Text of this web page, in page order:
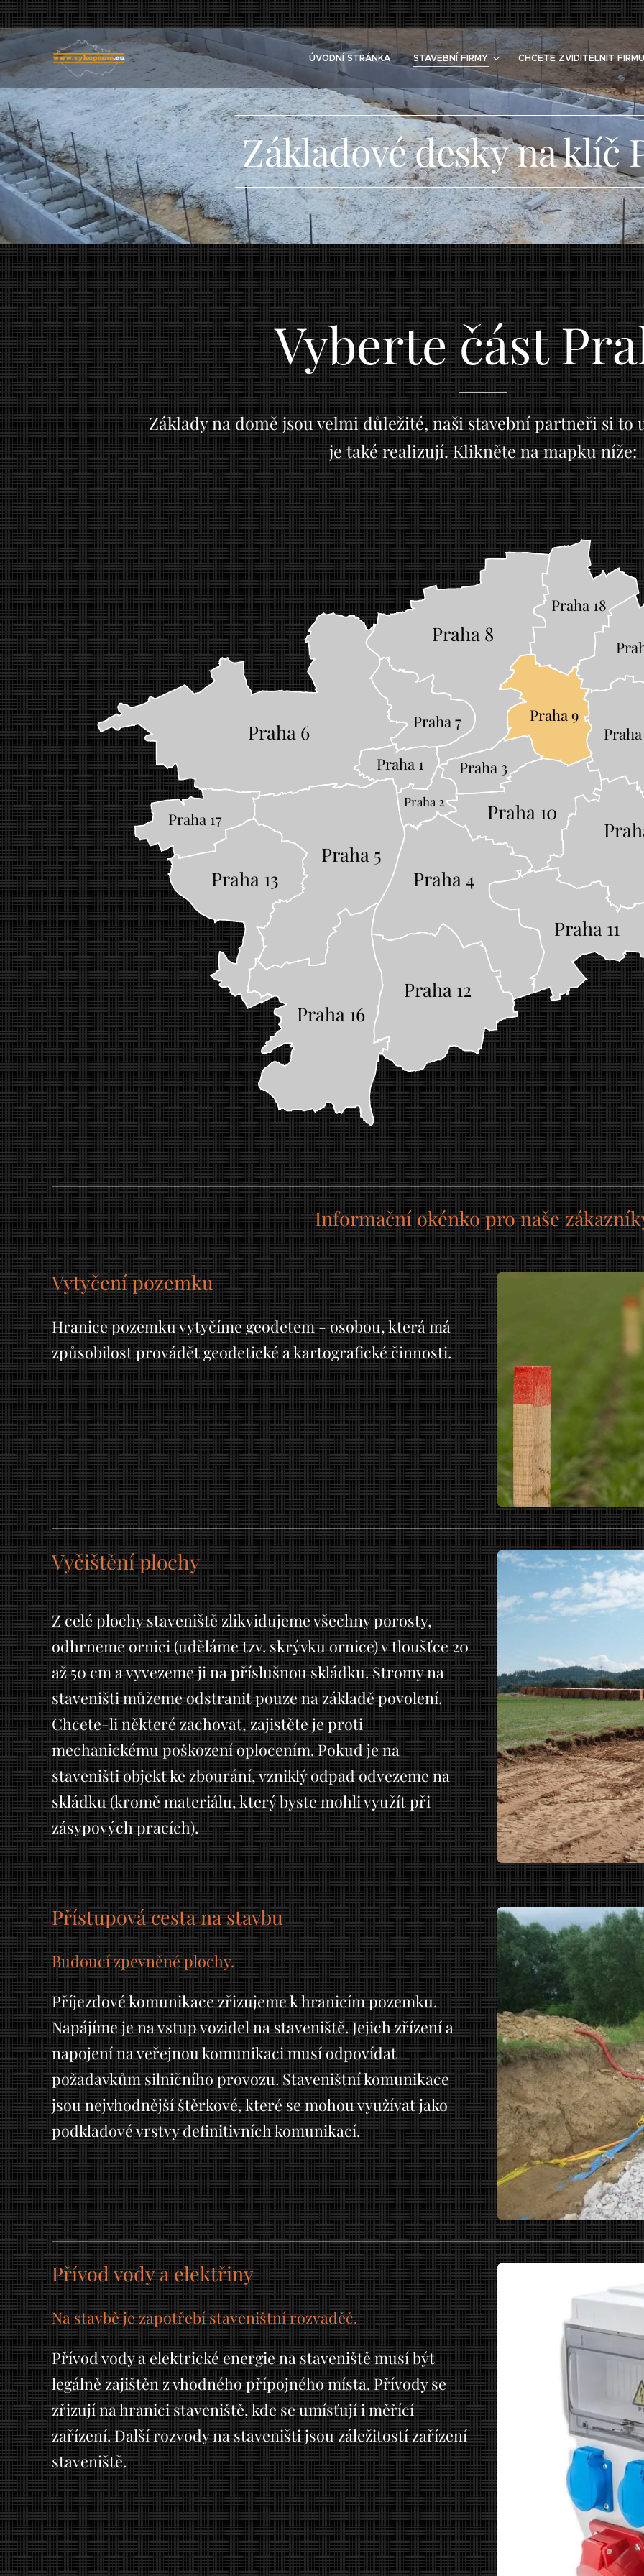
ÚVODNÍ STRÁNKA STAVEBNÍ FIRMY CHCETE ZVIDITELNIT
Základové desky na klíč
Vyberte část
Základy na domě jsou velmi důležité, naši stavební partneři si to
je také realizují. Klikněte na mapku níže:
Praha 16
Praha 6
Praha 1
Praha
Praha 18
Praha 17
Praha 7
Praha 8
Praha 5
Praha 11
Praha 2
Praha 4
Praha 12
Praha 10
Praha 9
Praha 13
Praha 3
Informační okénko pro naše
Vytyčení pozemku
Hranice pozemku vytyčíme geodetem - osobou, která má
způsobilost provádět geodetické a kartografické činnosti.
Vyčištění plochy
Z celé plochy staveniště zlikvidujeme všechny porosty,
odhrneme ornici (uděláme tzv. skrývku ornice) v tloušťce 20
až 50 cm a vyvezeme ji na příslušnou skládku. Stromy na
staveništi můžeme odstranit pouze na základě povolení.
Chcete-li některé zachovat, zajistěte je proti
mechanickému poškození oplocením. Pokud je na
staveništi objekt ke zbourání, vzniklý odpad odvezeme na
skládku (kromě materiálu, který byste mohli využít při
zásypových pracích).
Přístupová cesta na stavbu
Budoucí zpevněné plochy.
Příjezdové komunikace zřizujeme k hranicím pozemku.
Napájíme je na vstup vozidel na staveniště. Jejich zřízení a
napojení na veřejnou komunikaci musí odpovídat
požadavkům silničního provozu. Staveništní komunikace
jsou nejvhodnější štěrkové, které se mohou využívat jako
podkladové vrstvy definitivních komunikací.
Přívod vody a elektřiny
Na stavbě je zapotřebí staveništní rozvaděč.
Přívod vody a elektrické energie na staveniště musí být
legálně zajištěn z vhodného přípojného místa. Přívody se
zřizují na hranici staveniště, kde se umísťují i měřící
zařízení. Další rozvody na staveništi jsou záležitostí zařízení
staveniště.